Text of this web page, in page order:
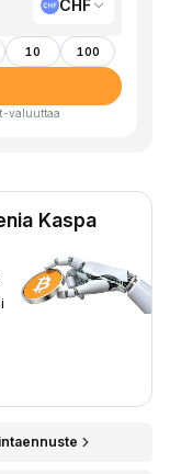
CHF
10 100
valuuttaa
Kaspa